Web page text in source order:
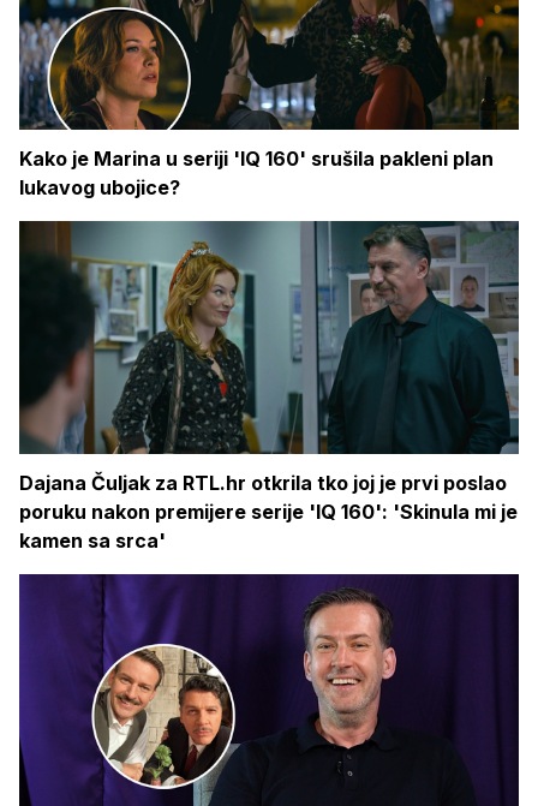
Kako je Marina u seriji 'IQ 160' srušila pakleni plan
lukavog ubojice?
Dajana Čuljak za RTL.hr otkrila tko joj je prvi poslao
poruku nakon premijere serije 'IQ 160': 'Skinula mi je
kamen sa srca'